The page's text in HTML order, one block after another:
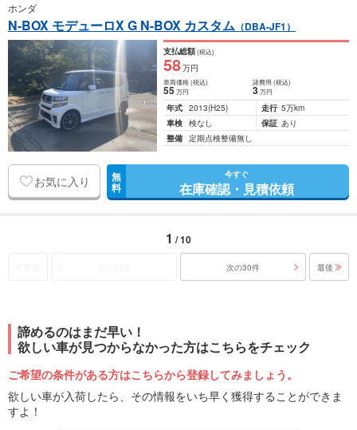
ホンダ
N-BOX モデューロX G N-BOX カスタム （DBA-JF1）
支払総額(税込)
58万円
車両価格(税込)
55万円
諸費用 (税込)
3 万円
年式 2013(H25) 走行 5万km
車検 検なし 保証 あり
整備 定期点検整備無し
お気に入り 無
料
今すぐ
在庫確認・見積依頼
1 / 10
次の30件 最後
諦めるのはまだ早い！
欲しい車が見つからなかった方はこちらをチェック
ご希望の条件がある方はこちらから登録してみましょう。
欲しい車が入荷したら、その情報をいち早く獲得することができま
すよ！